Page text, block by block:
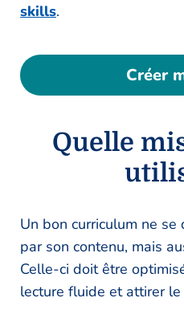
skills.
Créer
Quelle
Un bon curriculum ne
par son contenu, mais
Celle-ci doit être
lecture fluide et attirer